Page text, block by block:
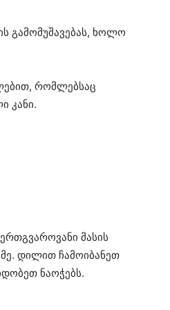
გამომუშავებას, ხოლო
რომლებსაც
კანი.
მასის
დილით ჩამოიბანეთ
ნაოჭებს.